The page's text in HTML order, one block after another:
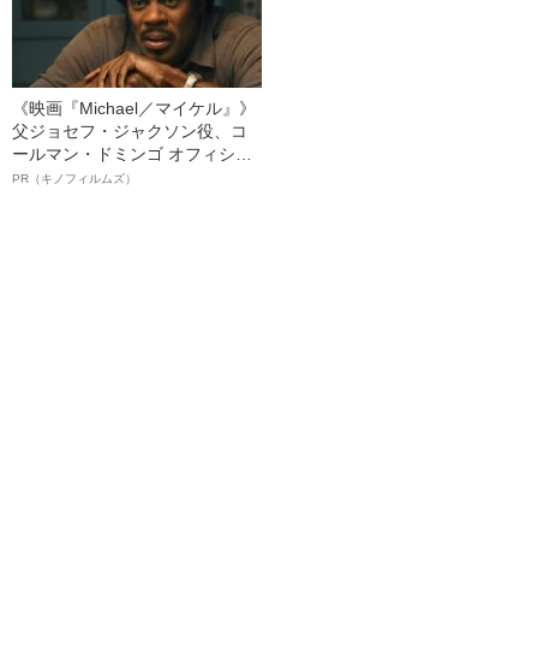
《映画『Michael／マイケル』》
父ジョセフ・ジャクソン役、コ
ールマン・ドミンゴ オフィシャ
ルインタビュー“観客を魅了した
PR（キノフィルムズ）